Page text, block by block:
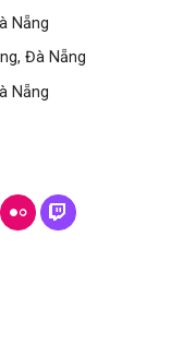
Nẵng
Đà Nẵng
Nẵng